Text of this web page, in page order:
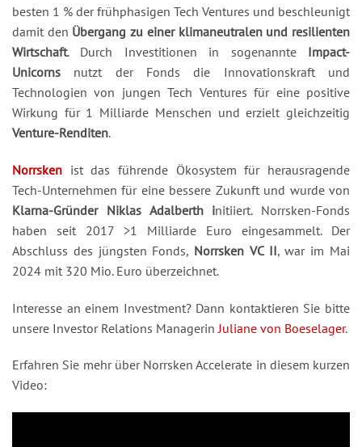
besten 1 % der frühphasigen Tech Ventures und beschleunigt
damit den Übergang zu einer klimaneutralen und resilienten
Wirtschaft. Durch Investitionen in sogenannte Impact-
Unicorns nutzt der Fonds die Innovationskraft und
Technologien von jungen Tech Ventures für eine positive
Wirkung für 1 Milliarde Menschen und erzielt gleichzeitig
Venture-Renditen.
Norrsken ist das führende Ökosystem für herausragende
Tech-Unternehmen für eine bessere Zukunft und wurde von
Klarna-Gründer Niklas Adalberth initiiert. Norrsken-Fonds
haben seit 2017 >1 Milliarde Euro eingesammelt. Der
Abschluss des jüngsten Fonds, Norrsken VC II, war im Mai
2024 mit 320 Mio. Euro überzeichnet.
Interesse an einem Investment? Dann kontaktieren Sie bitte
unsere Investor Relations Managerin Juliane von Boeselager.
Erfahren Sie mehr über Norrsken Accelerate in diesem kurzen
Video: